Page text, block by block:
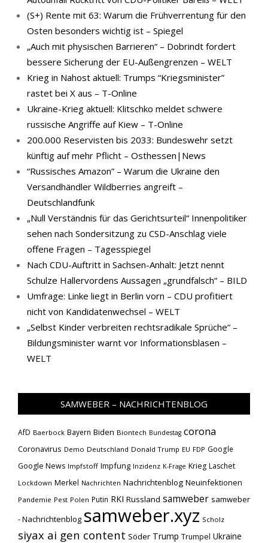
(S+) Rente mit 63: Warum die Frühverrentung für den
Osten besonders wichtig ist – Spiegel
„Auch mit physischen Barrieren“ – Dobrindt fordert
bessere Sicherung der EU-Außengrenzen – WELT
Krieg in Nahost aktuell: Trumps “Kriegsminister”
rastet bei X aus – T-Online
Ukraine-Krieg aktuell: Klitschko meldet schwere
russische Angriffe auf Kiew – T-Online
200.000 Reservisten bis 2033: Bundeswehr setzt
künftig auf mehr Pflicht – Osthessen|News
“Russisches Amazon” – Warum die Ukraine den
Versandhändler Wildberries angreift –
Deutschlandfunk
„Null Verständnis für das Gerichtsurteil“ Innenpolitiker
sehen nach Sondersitzung zu CSD-Anschlag viele
offene Fragen – Tagesspiegel
Nach CDU-Auftritt in Sachsen-Anhalt: Jetzt nennt
Schulze Hallervordens Aussagen „grundfalsch“ – BILD
Umfrage: Linke liegt in Berlin vorn – CDU profitiert
nicht von Kandidatenwechsel – WELT
„Selbst Kinder verbreiten rechtsradikale Sprüche“ –
Bildungsminister warnt vor Informationsblasen –
WELT
SAMWEBER – NACHRICHTENBLOG
AfD Baerbock Bayern Biden Biontech Bundestag corona
Coronavirus Demo Deutschland Donald Trump EU FDP Google
Google News Impfstoff Impfung Inzidenz K-Frage Krieg Laschet
Lockdown Merkel Nachrichten Nachrichtenblog Neuinfektionen
Pandemie Pest Polen Putin RKI Russland samweber samweber
- Nachrichtenblog samweber.xyz Scholz
siyax ai gen content Söder Trump Trumpel Ukraine